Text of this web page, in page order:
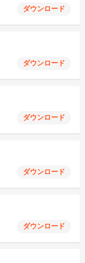
ダウンロード
ダウンロード
ダウンロード
ダウンロード
ダウンロード